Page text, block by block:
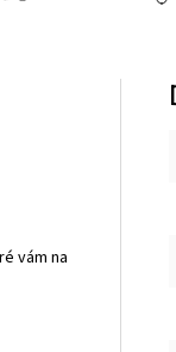
vám na